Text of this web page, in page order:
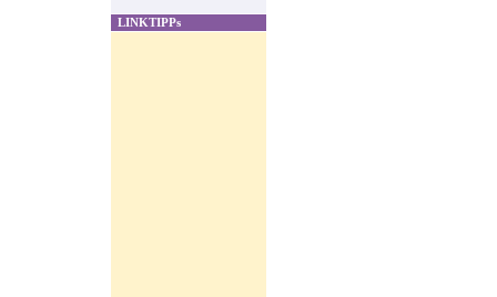
LINKTIPPs